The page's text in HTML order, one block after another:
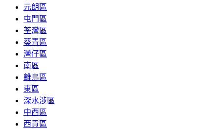
元朗區
屯門區
荃灣區
葵青區
灣仔區
南區
離島區
東區
深水涉區
中西區
西貢區